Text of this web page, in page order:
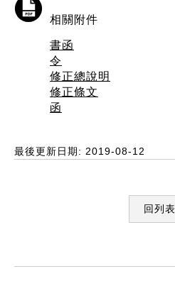
相關附件
書函
令
修正總說明
修正條文
函
最後更新日期: 2019-08-12
回列表